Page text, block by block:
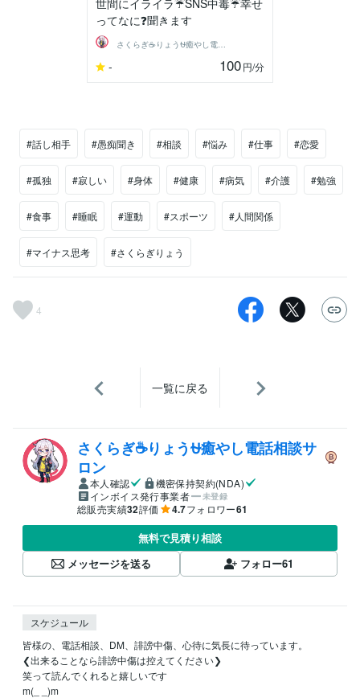
世間にイライラ☔SNS中毒☔幸せ
ってなに❓聞きます
さくらぎ☕りょう⛎癒やし電話相談サロン
- 100円/分
#話し相手 #愚痴聞き #相談 #悩み #仕事 #恋愛
#孤独 #寂しい #身体 #健康 #病気 #介護 #勉強
#食事 #睡眠 #運動 #スポーツ #人間関係
#マイナス思考 #さくらぎりょう
4
一覧に戻る
さくらぎ☕りょう⛎癒やし電話相談サ
ロン
本人確認
機密保持契約(NDA)
インボイス発行事業者
未登録
総販売実績32評価 4.7フォロワー61
無料で見積り相談
メッセージを送る
フォロー61
スケジュール
皆様の、電話相談、DM、誹謗中傷、心待に気長に待っています。
❮出来ることなら誹謗中傷は控えてください❯
笑って読んでくれると嬉しいです
m(_ _)m